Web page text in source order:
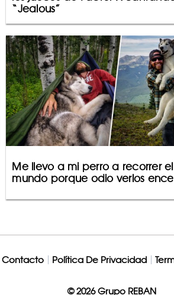
“Jealous”
Me llevo a mi perro a recorrer el
mundo porque odio verlos
Contacto Política De Privacidad
© 2026 Grupo REBAN